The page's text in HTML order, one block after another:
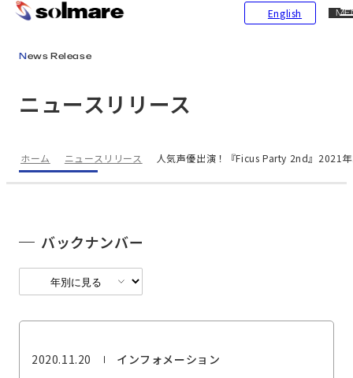
English
ニュースリリース
News Release
ホーム ニュースリリース 人気声優出演！『Ficus Party 2nd』2021
2020.11.20 インフォメーション
バックナンバー